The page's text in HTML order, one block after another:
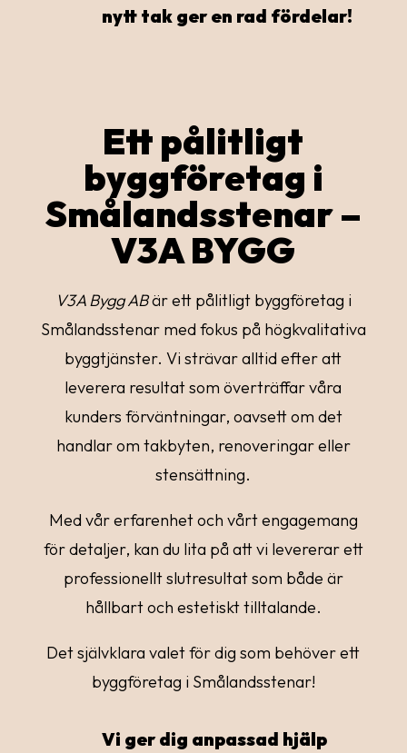
nytt tak ger en rad fördelar!
Ett pålitligt
byggföretag i
Smålandsstenar –
V3A BYGG
V3A Bygg ABär ett pålitligt byggföretag i
Smålandsstenar med fokus på högkvalitativa
byggtjänster. Vi strävar alltid efter att
leverera resultat som överträffar våra
kunders förväntningar, oavsett om det
handlar om takbyten, renoveringar eller
stensättning.
Med vår erfarenhet och vårt engagemang
för detaljer, kan du lita på att vi levererar ett
professionellt slutresultat som både är
hållbart och estetiskt tilltalande.
Det självklara valet för dig som behöver ett
byggföretag i Smålandsstenar!
Vi ger dig anpassad hjälp